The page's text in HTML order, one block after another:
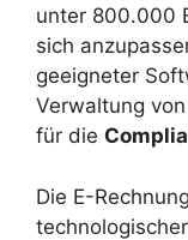
unter 800.000
sich
geeigneter
Verwaltung
für die
Die E-